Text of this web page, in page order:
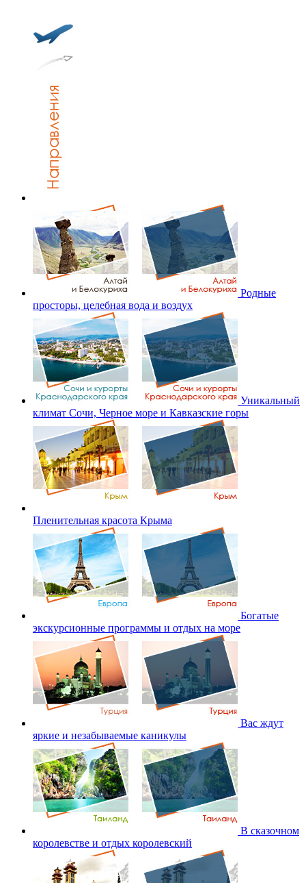
Родные
просторы, целебная вода и воздух
Уникальный
климат Сочи, Черное море и Кавказские горы
Пленительная красота Крыма
Богатые
экскурсионные программы и отдых на море
Вас ждут
яркие и незабываемые каникулы
В сказочном
королевстве и отдых королевский